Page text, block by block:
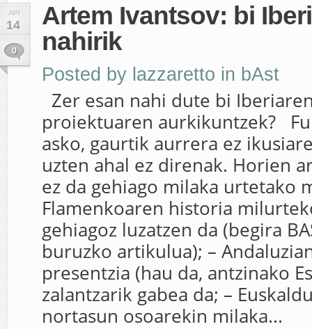
API
14
0
Artem Ivantsov: bi
nahirik
Posted by lazzaretto in bAst
Zer esan nahi dute bi
proiektuaren aurkikuntzek?
asko, gaurtik aurrera ez
uzten ahal ez direnak. Horien
ez da gehiago milaka urtetako
Flamenkoaren historia
gehiagoz luzatzen da (begira
buruzko artikulua); –
presentzia (hau da, antzinako
zalantzarik gabea da; –
nortasun osoarekin milaka...